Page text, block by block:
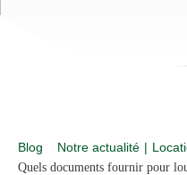
Blog Notre actualité |
Quels documents fournir pour